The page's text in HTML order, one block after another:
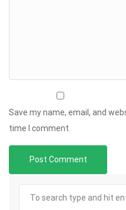
Save my name, email, and
time I comment.